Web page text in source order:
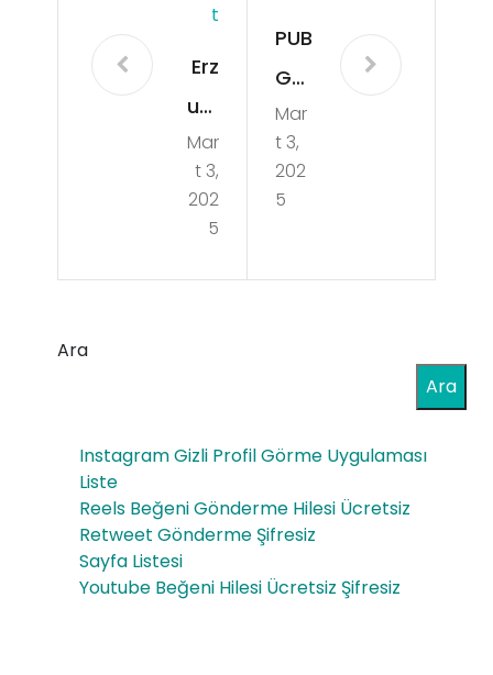
T
Erz
uru
m
Olu
r
Sho
p
Mar
t 3,
202
5
PUB
G
Mo
bile
UC
Val
ı ve
ant
Mar
t 3,
202
5
Ara
Ara
Instagram Gizli Profil Görme Uygulaması
Liste
Reels Beğeni Gönderme Hilesi Ücretsiz
Retweet Gönderme Şifresiz
Sayfa Listesi
Youtube Beğeni Hilesi Ücretsiz Şifresiz